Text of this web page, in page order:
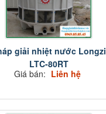
giải nhiệt nước Longzi
LTC-80RT
Giá bán: Liên hệ